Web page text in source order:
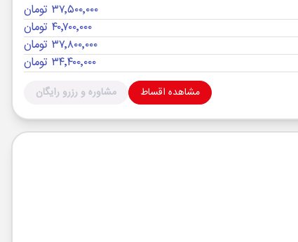
۳۷٬۵۰۰٬۰۰۰ تومان
۴۰٬۷۰۰٬۰۰۰ تومان
۳۷٬۸۰۰٬۰۰۰ تومان
۳۴٬۴۰۰٬۰۰۰ تومان
مشاهده اقساط مشاوره و رزرو رایگان